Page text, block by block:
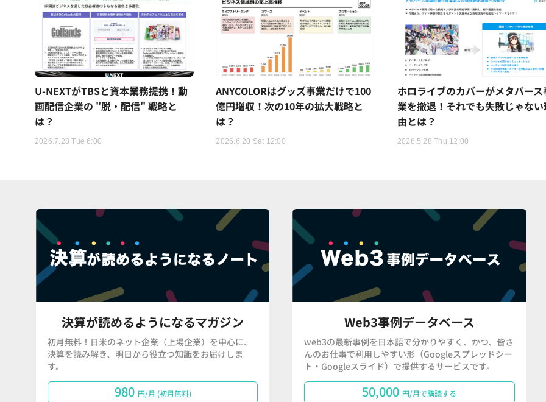
U-NEXTがTBSと資本業務提携！動
画配信企業の "脱・配信" 戦略と
は？
2026.7.28 Tue 6:00
ANYCOLORはグッズ事業だけで100
億円増収！次の10年の拡大戦略と
は？
2026.6.20 Sat 12:00
ホロライブのカバーがメタバース
業を撤退！それでも失敗じゃな
由とは？
2026.5.28 Thu 12:00
決算が読めるようになるマガジン
初月無料！日米のネット企業（上場企業）を中心に、
決算を読み解き、明日から役立つ知識をお届けしま
す。
980 円/月 (初月無料)
Web3事例データベース
web3の最新事例を日本語で分かりやすく、かつ、皆さ
んのお仕事で利用しやすい形（Googleスプレッドシー
ト・Googleスライド）で提供するサービスです。
50,000 円/月で購読する